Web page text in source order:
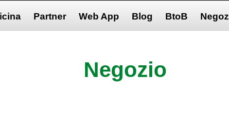
Partner Web App Blog BtoB
Negozio